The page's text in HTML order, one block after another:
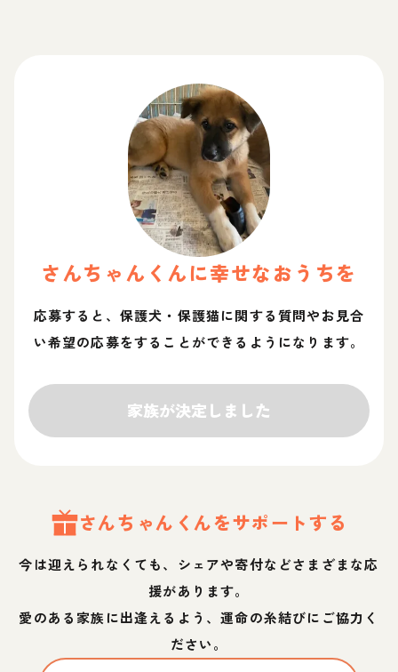
さんちゃん くんに幸せなおうちを
応募すると、保護犬・保護猫に関する質問やお見合
い希望の応募をすることができるようになります。
家族が決定しました
さんちゃん くんをサポートする
今は迎えられなくても、シェアや寄付などさまざまな応
援があります。
愛のある家族に出逢えるよう、運命の糸結びにご協力く
ださい。